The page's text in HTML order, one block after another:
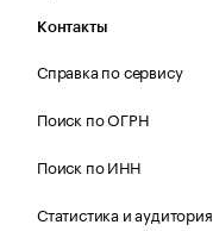
Контакты
Справка по сервису
Поиск по ОГРН
Поиск по ИНН
Статистика и аудитория